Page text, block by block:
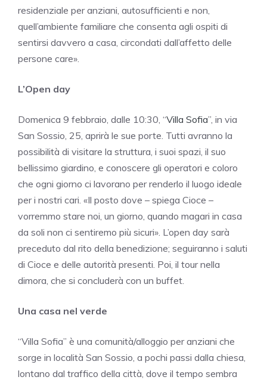
residenziale per anziani, autosufficienti e non,
quell’ambiente familiare che consenta agli ospiti di
sentirsi davvero a casa, circondati dall’affetto delle
persone care».
L’Open day
Domenica 9 febbraio, dalle 10:30, “Villa Sofia”, in via
San Sossio, 25, aprirà le sue porte. Tutti avranno la
possibilità di visitare la struttura, i suoi spazi, il suo
bellissimo giardino, e conoscere gli operatori e coloro
che ogni giorno ci lavorano per renderlo il luogo ideale
per i nostri cari. «Il posto dove – spiega Cioce –
vorremmo stare noi, un giorno, quando magari in casa
da soli non ci sentiremo più sicuri». L’open day sarà
preceduto dal rito della benedizione; seguiranno i saluti
di Cioce e delle autorità presenti. Poi, il tour nella
dimora, che si concluderà con un buffet.
Una casa nel verde
“Villa Sofia” è una comunità/alloggio per anziani che
sorge in località San Sossio, a pochi passi dalla chiesa,
lontano dal traffico della città, dove il tempo sembra